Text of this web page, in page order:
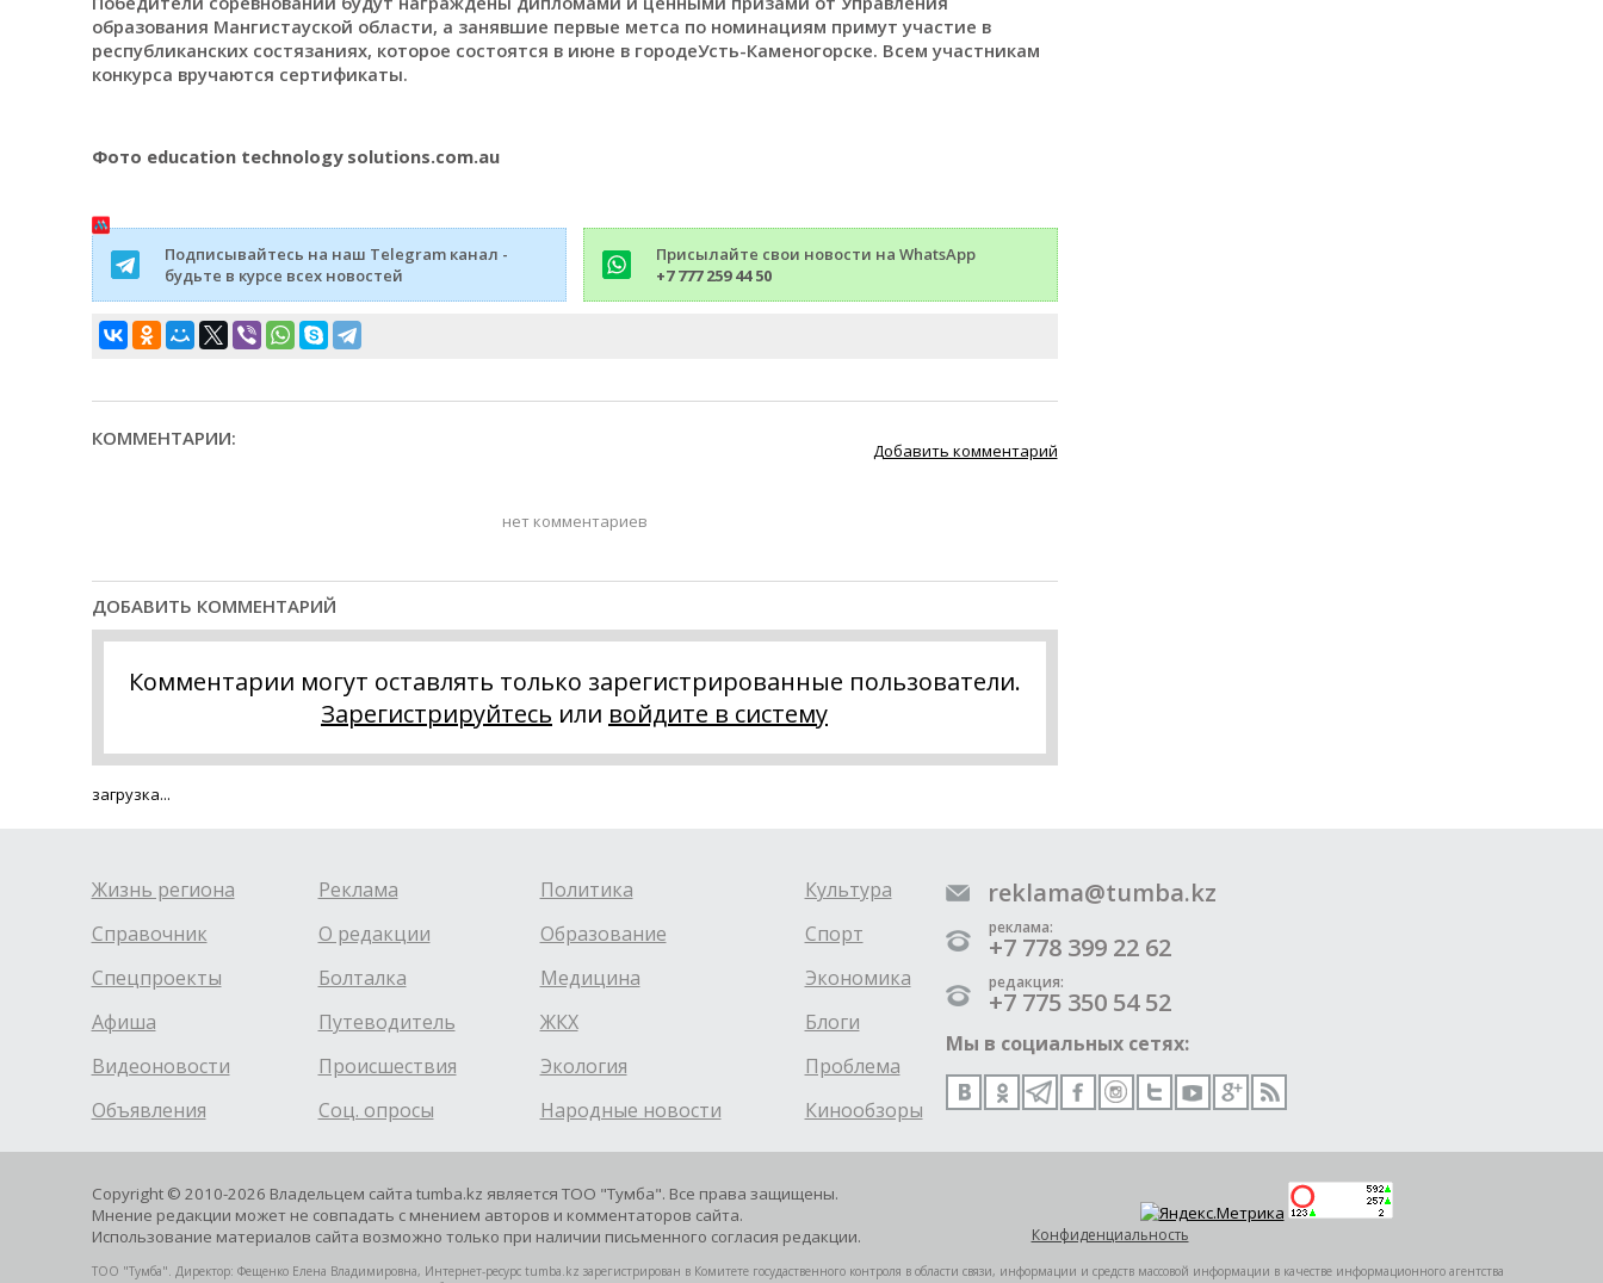
образования Мангистауской области, а занявшие первые метса по номинациям примут участие в
республиканских состязаниях, которое состоятся в июне в городеУсть-Каменогорске. Всем участникам
конкурса вручаются сертификаты.
Фото education technology solutions.com.au
Подписывайтесь на наш Telegram канал -
будьте в курсе всех новостей
Присылайте свои новости на WhatsApp
+7 777 259 44 50
КОММЕНТАРИИ:
Добавить комментарий
нет комментариев
ДОБАВИТЬ КОММЕНТАРИЙ
Комментарии могут оставлять только зарегистрированные пользователи.
Зарегистрируйтесь или войдите в систему
загрузка...
Жизнь региона
Справочник
Спецпроекты
Афиша
Видеоновости
Объявления
Реклама
О редакции
Болталка
Путеводитель
Происшествия
Соц. опросы
Политика
Образование
Медицина
ЖКХ
Экология
Народные новости
Культура
Спорт
Экономика
Блоги
Проблема
Кинообзоры
reklama@tumba.kz
реклама:
+7 778 399 22 62
редакция:
+7 775 350 54 52
Мы в социальных сетях:
Copyright © 2010-2026 Владельцем сайта tumba.kz является ТОО "Тумба". Все права защищены.
Мнение редакции может не совпадать с мнением авторов и комментаторов сайта.
Использование материалов сайта возможно только при наличии письменного согласия редакции.
Конфиденциальность
ТОО "Тумба". Директор: Фещенко Елена Владимировна, Интернет-ресурс tumba.kz зарегистрирован в Комитете госудаственного контроля в области связи, информации и средств массовой информации в качестве информационного агентства